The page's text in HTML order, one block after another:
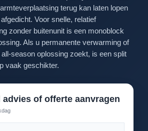
terug kan laten lopen
Voor snelle, relatief
zonder buitenunit is een monoblock
Als u permanente verwarming of
season oplossing zoekt, is een split
vaak geschikter.
of offerte aanvragen